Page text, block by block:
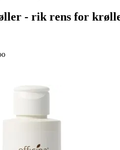
- rik rens for